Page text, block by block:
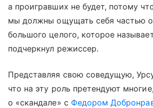
а проигравших не будет, потому
мы должны ощущать себя частью
большого целого, которое
подчеркнул режиссер.
Представляя свою соведущую,
что на эту роль претендуют
о «скандале» с Федором